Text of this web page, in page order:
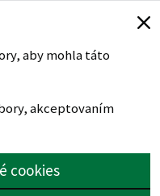
aby mohla táto
akceptovaním
cookies